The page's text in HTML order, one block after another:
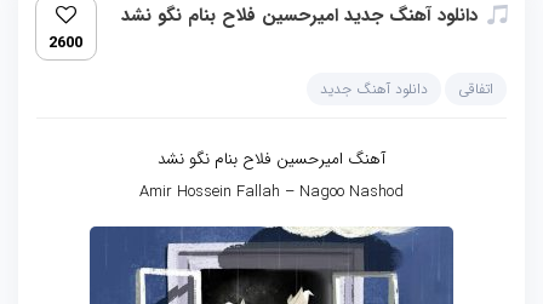
دانلود آهنگ جدید امیرحسین فلاح بنام نگو نشد
2600
اتفاقی دانلود آهنگ جدید
آهنگ امیرحسین فلاح بنام نگو نشد
Amir Hossein Fallah – Nagoo Nashod